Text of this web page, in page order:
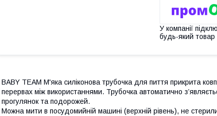
У компанії
будь-який
BABY TEAM М'яка силіконова трубочка для пиття прикрита
перервах між використаннями. Трубочка автоматично
прогулянок та подорожей.
Можна мити в посудомийній машині (верхній рівень), не